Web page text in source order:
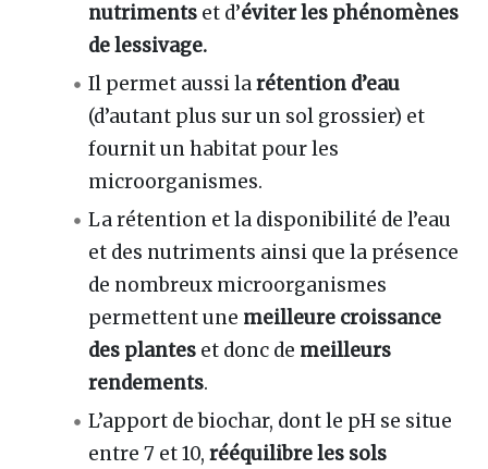
nutriments et d’éviter les phénomènes
de lessivage.
Il permet aussi larétention d’eau
(d’autant plus sur un sol grossier) et
fournit un habitat pour les
microorganismes.
La rétention et la disponibilité de l’eau
et des nutriments ainsi que la présence
de nombreux microorganismes
permettent une meilleure croissance
des plantes et donc de meilleurs
rendements.
L’apport de biochar, dont le pH se situe
entre 7 et 10,rééquilibre les sols